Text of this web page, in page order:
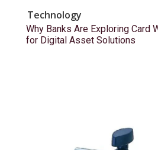
Technology
Why Banks Are Exploring Card
for Digital Asset Solutions